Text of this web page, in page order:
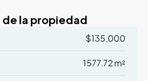
la propiedad
$135,000
1577.72 m²